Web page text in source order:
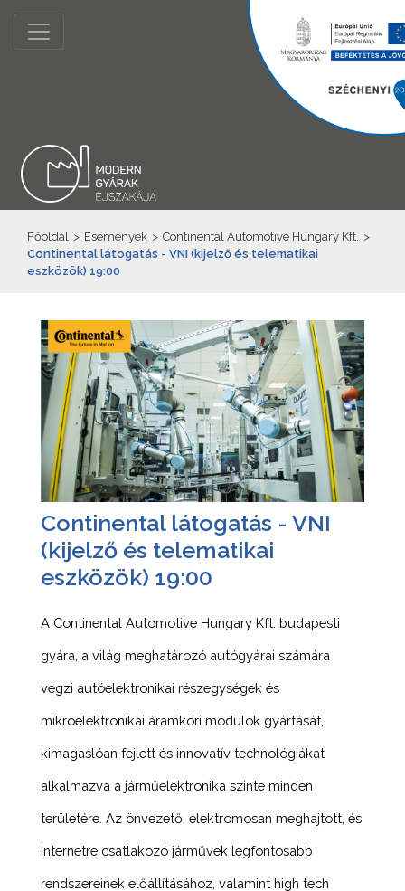
Főoldal > Események > Continental Automotive Hungary Kft. >
Continental látogatás - VNI (kijelző és telematikai
eszközök) 19:00
Continental látogatás - VNI
(kijelző és telematikai
eszközök) 19:00
A Continental Automotive Hungary Kft. budapesti
gyára, a világ meghatározó autógyárai számára
végzi autóelektronikai részegységek és
mikroelektronikai áramköri modulok gyártását,
kimagaslóan fejlett és innovatív technológiákat
alkalmazva a járműelektronika szinte minden
területére. Az önvezető, elektromosan meghajtott, és
internetre csatlakozó járművek legfontosabb
rendszereinek előállításához, valamint high tech